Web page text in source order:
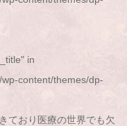
in
content/themes/dp-
ており医療の世界でも欠